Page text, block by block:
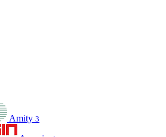
Amity 3